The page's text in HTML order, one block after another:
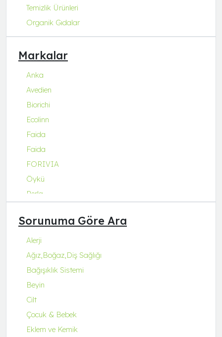
Temizlik Ürünleri
Organik Gıdalar
Markalar
Anka
Avedien
Biorichi
Ecolinn
Faida
Faida
FORIVIA
Öykü
Perla
Q-Collagen
Q-Fit
Q-MENA
Q-UZU
ROBİN&ODİN
Sorunuma Göre Ara
Alerji
Ağız,Boğaz,Diş Sağlığı
Bağışıklık Sistemi
Beyin
Cilt
Çocuk & Bebek
Eklem ve Kemik